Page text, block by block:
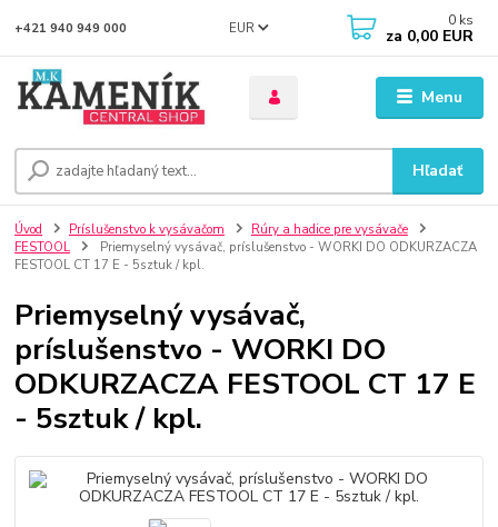
Menu
EUR
Hľadať
+421 940 949 000 0 ks
za 0,00 EUR
Úvod Príslušenstvo k vysávačom
Rúry a hadice pre vysávače
FESTOOL
Priemyselný vysávač, príslušenstvo - WORKI DO ODKURZACZA
FESTOOL CT 17 E - 5sztuk / kpl.
Priemyselný vysávač,
príslušenstvo - WORKI DO
ODKURZACZA FESTOOL CT 17 E
- 5sztuk / kpl.